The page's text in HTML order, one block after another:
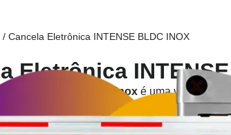
/ Cancela Eletrônica INTENSE BLDC INOX
Eletrônica
Intense BLDC Inox é uma versão
durabilidade, estética e robustez, além
inox e motor Brushless DC 24V-200W, a